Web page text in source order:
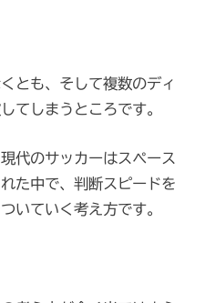
とも、そして複数のディ
てしまうところです。
代のサッカーはスペース
た中で、判断スピードを
いていく考え方です。